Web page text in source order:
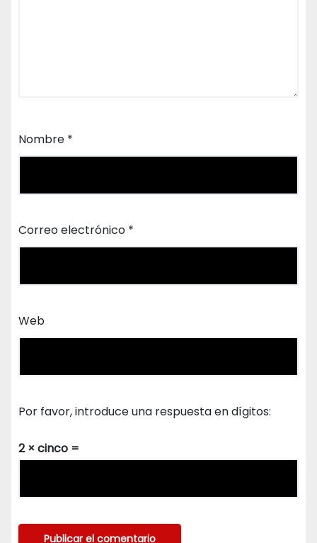
Nombre *
Correo electrónico *
Web
Por favor, introduce una respuesta en dígitos:
2 × cinco =